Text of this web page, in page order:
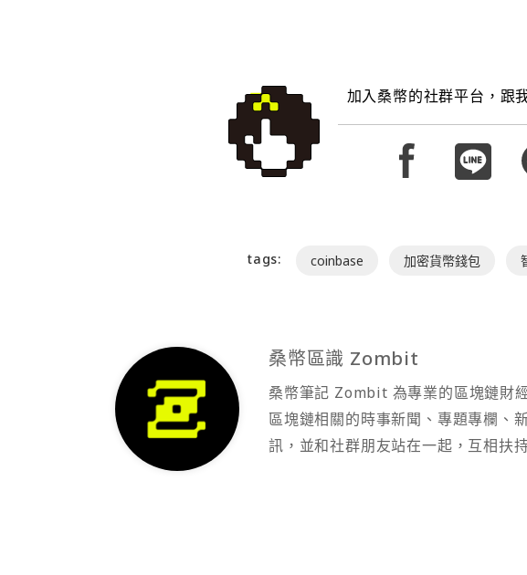
加入桑幣的社群平台，跟
tags: coinbase 加密貨幣錢包
桑幣區識 Zombit
桑幣筆記 Zombit 為專業的區塊鏈財
區塊鏈相關的時事新聞、專題專欄、
訊，並和社群朋友站在一起，互相扶